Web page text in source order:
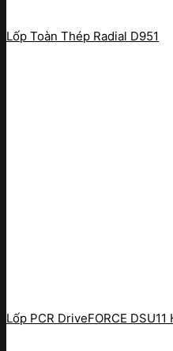
Lốp Toàn Thép Radial D951
Lốp PCR DriveFORCE DSU11